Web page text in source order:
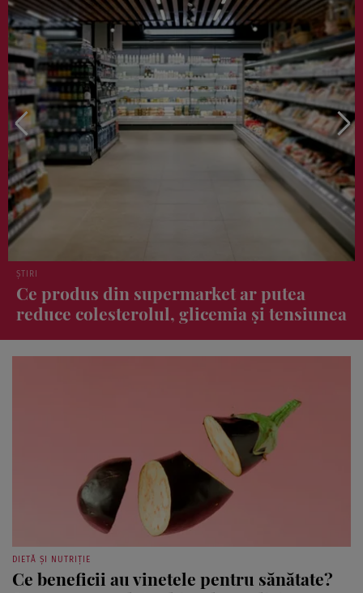
CASĂ, GRĂDINĂ, ANIMALE DE COMPANIE
Obiectul banal pe care îl aruncăm, dar
face minuni în bucătărie și frigider! De ce
DIETĂ ȘI NUTRIȚIE